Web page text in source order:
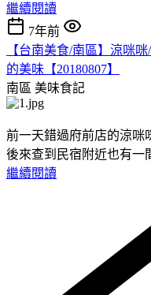
繼續閱讀
7年前
【台南美食/南區】涼咪
的美味【20180807】
南區 美味食記
前一天錯過府前店的涼咪
後來查到民宿附近也有一
繼續閱讀